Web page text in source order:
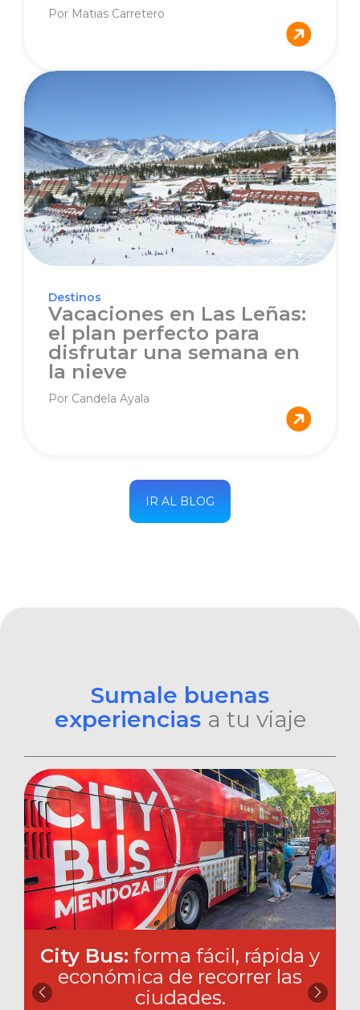
Por Matias Carretero
Destinos
Vacaciones en Las Leñas:
el plan perfecto para
disfrutar una semana en
la nieve
Por Candela Ayala
IR AL BLOG
Sumale buenas
experiencias a tu viaje
City Bus: forma fácil, rápida y
económica de recorrer las
ciudades.​